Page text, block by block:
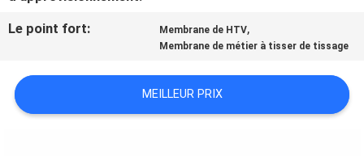
DE
QUALITÉ
Le point fort: Membrane de HTV,
Membrane de métier à tisser de tissage
MEILLEUR PRIX